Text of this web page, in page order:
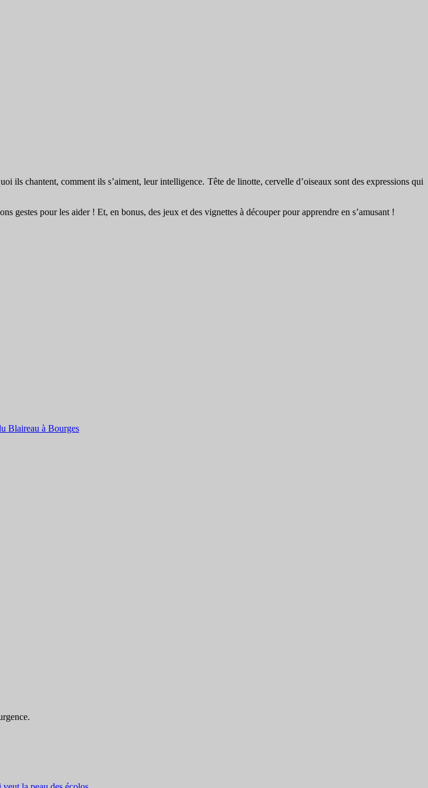
ils chantent, comment ils s’aiment, leur intelligence. Tête de linotte, cervelle d’oiseaux sont des expressions qui
gestes pour les aider ! Et, en bonus, des jeux et des vignettes à découper pour apprendre en s’amusant !
Blaireau à Bourges